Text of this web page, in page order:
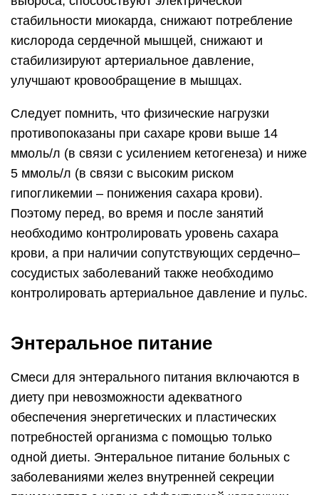
стабильности миокарда, снижают потребление
кислорода сердечной мышцей, снижают и
стабилизируют артериальное давление,
улучшают кровообращение в мышцах.
Следует помнить, что физические нагрузки
противопоказаны при сахаре крови выше 14
ммоль/л (в связи с усилением кетогенеза) и ниже
5 ммоль/л (в связи с высоким риском
гипогликемии – понижения сахара крови).
Поэтому перед, во время и после занятий
необходимо контролировать уровень сахара
крови, а при наличии сопутствующих сердечно–
сосудистых заболеваний также необходимо
контролировать артериальное давление и пульс.
Энтеральное питание
Смеси для энтерального питания включаются в
диету при невозможности адекватного
обеспечения энергетических и пластических
потребностей организма с помощью только
одной диеты. Энтеральное питание больных с
заболеваниями желез внутренней секреции